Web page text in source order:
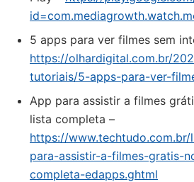
5 apps para ver filmes sem
https://olhardigital.com.br/
tutoriais/5-apps-para-ver-
App para assistir a filmes
lista completa –
https://
para-assistir-a-filmes-gratis-
completa-edapps.ghtml